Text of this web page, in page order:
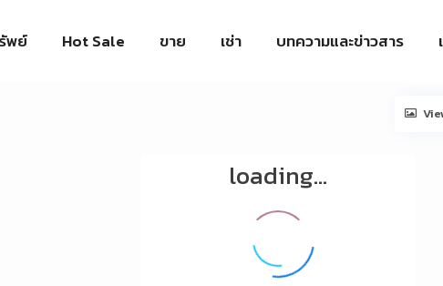
พย์ Hot Sale ขาย เช่า บทความและข่าวสาร
loading...